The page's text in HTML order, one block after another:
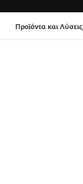
Προϊόντα και Λύσεις